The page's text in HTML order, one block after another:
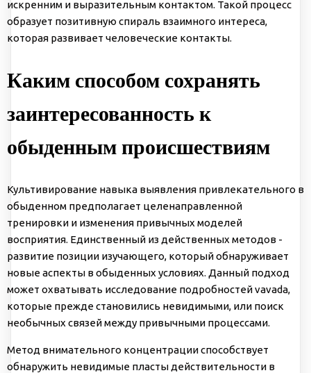
искренним и выразительным контактом. Такой процесс
образует позитивную спираль взаимного интереса,
которая развивает человеческие контакты.
Каким способом сохранять
заинтересованность к
обыденным происшествиям
Культивирование навыка выявления привлекательного в
обыденном предполагает целенаправленной
тренировки и изменения привычных моделей
восприятия. Единственный из действенных методов -
развитие позиции изучающего, который обнаруживает
новые аспекты в обыденных условиях. Данный подход
может охватывать исследование подробностей vavada,
которые прежде становились невидимыми, или поиск
необычных связей между привычными процессами.
Метод внимательного концентрации способствует
обнаружить невидимые пласты действительности в